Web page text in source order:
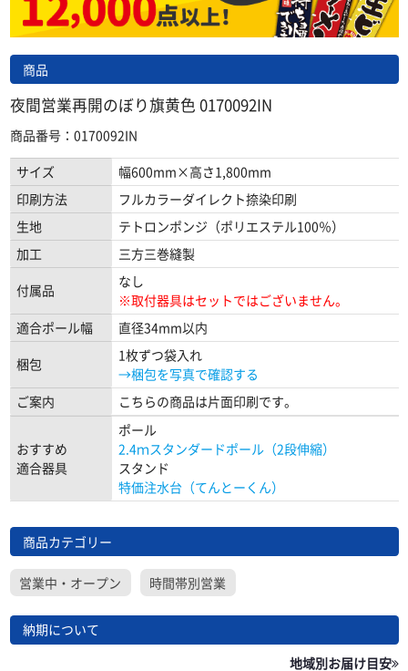
商品
夜間営業再開のぼり旗黄色 0170092IN
商品番号：0170092IN
サイズ
幅600mm×高さ1,800mm
印刷方法
フルカラーダイレクト捺染印刷
生地
テトロンポンジ（ポリエステル100％）
加工
三方三巻縫製
付属品
なし
※取付器具はセットではございません。
適合ポール幅
直径34mm以内
梱包
1枚ずつ袋入れ
→梱包を写真で確認する
ご案内
こちらの商品は片面印刷です。
おすすめ
適合器具
ポール
2.4ｍスタンダードポール（2段伸縮）
スタンド
特価注水台（てんとーくん）
商品カテゴリー
営業中・オープン 時間帯別営業
納期について
地域別お届け目安